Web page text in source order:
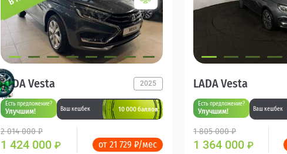
LADA Vesta 2025
Есть предложение?
Улучшим! Ваш кешбек 10 000 баллов
2 014 000 ₽
1 424 000 ₽ от 21 729 ₽/мес
LADA Vesta
Есть предложение?
Улучшим! Ваш кешбек
1 805 000 ₽
1 364 000₽